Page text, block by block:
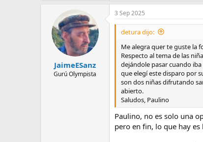
JaimeESanz
Gurú Olympista
3 Sep 2025
detura dijo:
Me alegra quer te guste la
Respecto al tema de las
dejándole pasar cuando
que elegí este disparo por
son dos niñas difrutando
abierto.
Saludos, Paulino
Paulino, no es solo una
pero en fin, lo que hay es